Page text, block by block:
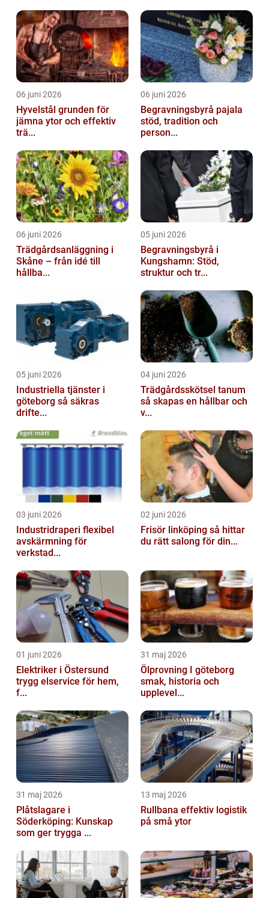
06 juni 2026
Hyvelstål grunden för
jämna ytor och effektiv
trä...
06 juni 2026
Begravningsbyrå pajala
stöd, tradition och
person...
06 juni 2026
Trädgårdsanläggning i
Skåne – från idé till
hållba...
05 juni 2026
Begravningsbyrå i
Kungshamn: Stöd,
struktur och tr...
05 juni 2026
Industriella tjänster i
göteborg så säkras
drifte...
04 juni 2026
Trädgårdsskötsel tanum
så skapas en hållbar och
v...
03 juni 2026
Industridraperi flexibel
avskärmning för
verkstad...
02 juni 2026
Frisör linköping så hittar
du rätt salong för din...
01 juni 2026
Elektriker i Östersund
trygg elservice för hem,
f...
31 maj 2026
Ölprovning I göteborg
smak, historia och
upplevel...
31 maj 2026
Plåtslagare i
Söderköping: Kunskap
som ger trygga ...
13 maj 2026
Rullbana effektiv logistik
på små ytor